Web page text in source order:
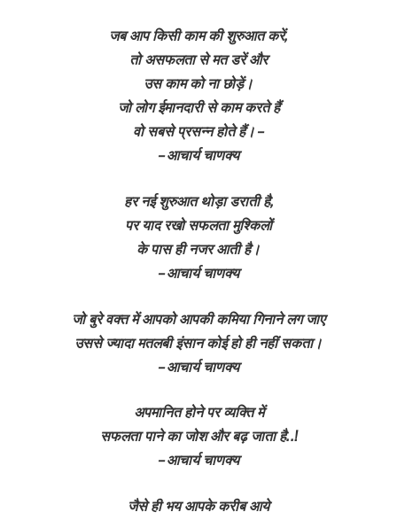
जब आप किसी काम की शुरुआत करें,
तो असफलता से मत डरें और
उस काम को ना छोड़ें।
जो लोग ईमानदारी से काम करते हैं
वो सबसे प्रसन्न होते हैं। –
– आचार्य चाणक्य
हर नई शुरुआत थोड़ा डराती है,
पर याद रखो सफलता मुश्किलों
के पास ही नजर आती है।
– आचार्य चाणक्य
जो बुरे वक्त में आपको आपकी कमिया गिनाने लग जाए
उससे ज्यादा मतलबी इंसान कोई हो ही नहीं सकता।
– आचार्य चाणक्य
अपमानित होने पर व्यक्ति में
सफलता पाने का जोश और बढ़ जाता है..!
– आचार्य चाणक्य
जैसे ही भय आपके करीब आये